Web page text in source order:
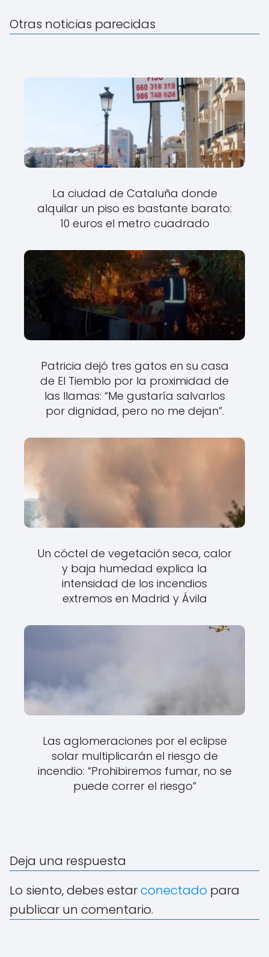
Otras noticias parecidas
La ciudad de Cataluña donde
alquilar un piso es bastante barato:
10 euros el metro cuadrado
Patricia dejó tres gatos en su casa
de El Tiemblo por la proximidad de
las llamas: “Me gustaría salvarlos
por dignidad, pero no me dejan”.
Un cóctel de vegetación seca, calor
y baja humedad explica la
intensidad de los incendios
extremos en Madrid y Ávila
Las aglomeraciones por el eclipse
solar multiplicarán el riesgo de
incendio: “Prohibiremos fumar, no se
puede correr el riesgo”
Deja una respuesta
Lo siento, debes estarconectado para
publicar un comentario.